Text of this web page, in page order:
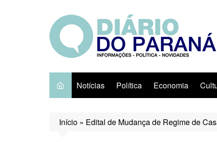
Notícias Política Economia
Início » Edital de Mudança de Regime de